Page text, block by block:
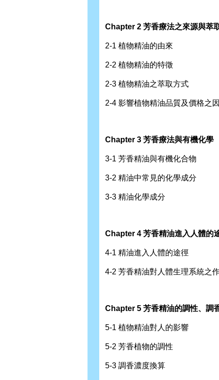
Chapter 2 芳香療法之來源與萃
2-1 植物精油的由來
2-2 植物精油的特徵
2-3 植物精油之萃取方式
2-4 影響植物精油品質及價格之
Chapter 3 芳香療法與有機化學
3-1 芳香精油與有機化合物
3-2 精油中常見的化學成分
3-3 精油化學成分
Chapter 4 芳香精油進入人體的
4-1 精油進入人體的途徑
4-2 芳香精油對人體生理系統之
Chapter 5 芳香精油的調性、調
5-1 植物精油對人的影響
5-2 芳香植物的調性
5-3 調香濃度換算